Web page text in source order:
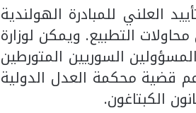
العلني للمبادرة الهولندية
التطبيع. ويمكن لوزارة
السوريين المتورطين
قضية محكمة العدل الدولية
الكبتاغون.